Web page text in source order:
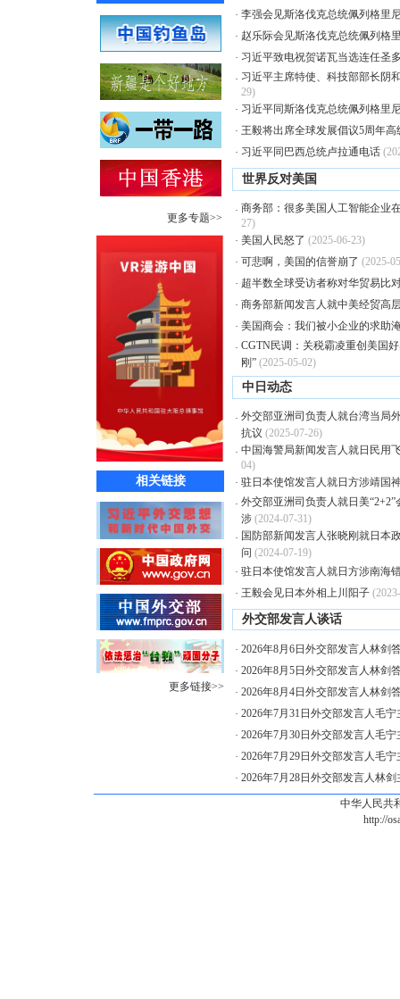
更多专题>>
相关链接
更多链接>>
· 李强会见斯洛伐克总统佩列格里
· 赵乐际会见斯洛伐克总统佩列格
· 习近平致电祝贺诺瓦当选连任圣
· 习近平主席特使、科技部部长阴
29)
· 习近平同斯洛伐克总统佩列格里
· 王毅将出席全球发展倡议5周年高
· 习近平同巴西总统卢拉通电话
世界反对美国
· 商务部：很多美国人工智能企业
27)
· 美国人民怒了 (2025-06-23)
· 可悲啊，美国的信誉崩了 (2025-
· 超半数全球受访者称对华贸易比
· 商务部新闻发言人就中美经贸高
· 美国商会：我们被小企业的求助
· CGTN民调：关税霸凌重创美国
刚” (2025-05-02)
中日动态
· 外交部亚洲司负责人就台湾当局
抗议 (2025-07-26)
· 中国海警局新闻发言人就日民用
04)
· 驻日本使馆发言人就日方涉靖国
· 外交部亚洲司负责人就日美
涉 (2024-07-31)
· 国防部新闻发言人张晓刚就日本
问 (2024-07-19)
· 驻日本使馆发言人就日方涉南海
· 王毅会见日本外相上川阳子
外交部发言人谈话
· 2026年8月6日外交部发言人林剑
· 2026年8月5日外交部发言人林剑
· 2026年8月4日外交部发言人林剑
· 2026年7月31日外交部发言人毛
· 2026年7月30日外交部发言人毛
· 2026年7月29日外交部发言人毛
· 2026年7月28日外交部发言人林
中华人民共
http://